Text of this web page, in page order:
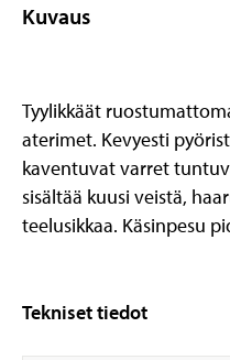
Kuvaus
Tyylikkäät
aterimet. Kevyesti
kaventuvat varret
sisältää kuusi veistä,
teelusikkaa. Käsinpesu
Tekniset tiedot